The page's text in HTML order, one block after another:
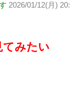
2026/01/12(月)
みたい